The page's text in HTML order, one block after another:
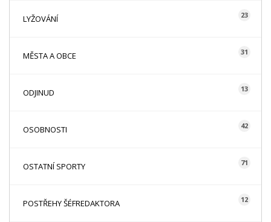
LYŽOVÁNÍ 23
MĚSTA A OBCE 31
ODJINUD 13
OSOBNOSTI 42
OSTATNÍ SPORTY 71
POSTŘEHY ŠÉFREDAKTORA 12